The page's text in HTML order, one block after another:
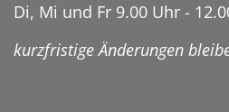
Di, Mi und Fr 9.00 Uhr -
kurzfristige Änderungen